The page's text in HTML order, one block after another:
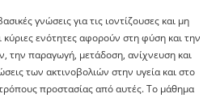
γνώσεις για τις ιοντίζουσες και μη
κύριες ενότητες αφορούν στη φύση και την
την παραγωγή, μετάδοση, ανίχνευση και
των ακτινοβολιών στην υγεία και στο
προστασίας από αυτές. Το μάθημα